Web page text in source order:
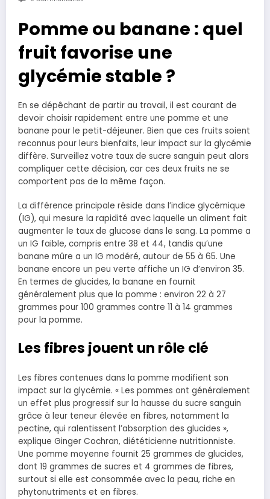
Pomme ou banane : quel
fruit favorise une
glycémie stable ?
En se dépêchant de partir au travail, il est courant de
devoir choisir rapidement entre une pomme et une
banane pour le petit-déjeuner. Bien que ces fruits soient
reconnus pour leurs bienfaits, leur impact sur la glycémie
diffère. Surveillez votre taux de sucre sanguin peut alors
compliquer cette décision, car ces deux fruits ne se
comportent pas de la même façon.
La différence principale réside dans l’indice glycémique
(IG), qui mesure la rapidité avec laquelle un aliment fait
augmenter le taux de glucose dans le sang. La pomme a
un IG faible, compris entre 38 et 44, tandis qu’une
banane mûre a un IG modéré, autour de 55 à 65. Une
banane encore un peu verte affiche un IG d’environ 35.
En termes de glucides, la banane en fournit
généralement plus que la pomme : environ 22 à 27
grammes pour 100 grammes contre 11 à 14 grammes
pour la pomme.
Les fibres jouent un rôle clé
Les fibres contenues dans la pomme modifient son
impact sur la glycémie. « Les pommes ont généralement
un effet plus progressif sur la hausse du sucre sanguin
grâce à leur teneur élevée en fibres, notamment la
pectine, qui ralentissent l’absorption des glucides »,
explique Ginger Cochran, diététicienne nutritionniste.
Une pomme moyenne fournit 25 grammes de glucides,
dont 19 grammes de sucres et 4 grammes de fibres,
surtout si elle est consommée avec la peau, riche en
phytonutriments et en fibres.